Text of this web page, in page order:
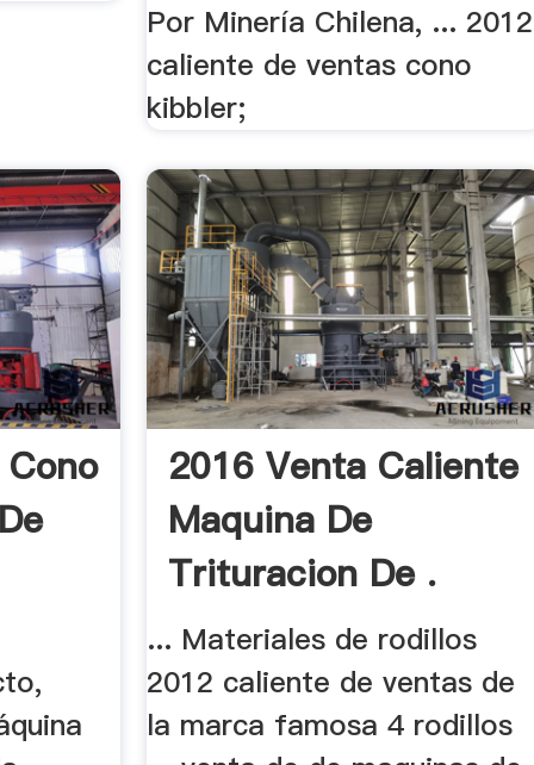
Por Minería Chilena, ... 2012
caliente de ventas cono
kibbler;
2016 Venta Caliente
Maquina De
Trituracion De .
... Materiales de rodillos
2012 caliente de ventas de
la marca famosa 4 rodillos